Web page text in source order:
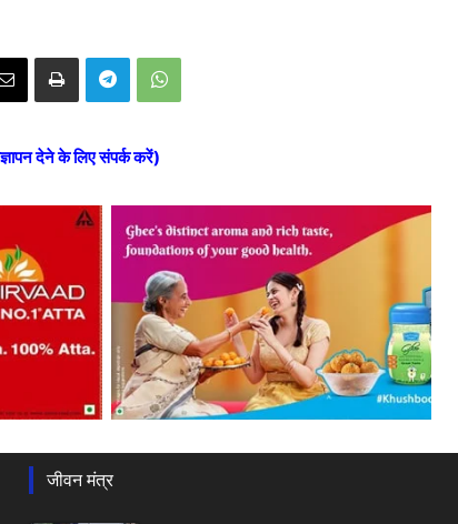
देने के लिए संपर्क करें)
जीवन मंत्र